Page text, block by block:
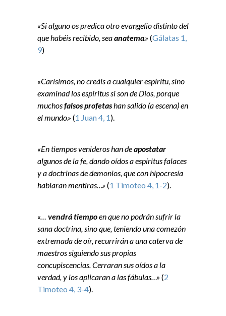
«Si alguno os predica otro evangelio distinto del
que habéis recibido, seaanatema.» (Gálatas 1,
9)
«Carísimos, no creáis a cualquier espiritu, sino
examinad los espíritus si son de Dios, porque
muchosfalsos profetashan salido (a escena) en
el mundo.» (1 Juan 4, 1).
«En tiempos venideros han deapostatar
algunos de la fe, dando oídos a espíritus falaces
y a doctrinas de demonios, que con hipocresía
hablaran mentiras…» (1 Timoteo 4, 1-2).
«… vendrá tiempoen que no podrán sufrir la
sana doctrina, sino que, teniendo una comezón
extremada de oír, recurrirán a una caterva de
maestros siguiendo sus propias
concupiscencias. Cerraran sus oídos a la
verdad, y los aplicaran a las fábulas…» (2
Timoteo 4, 3-4).